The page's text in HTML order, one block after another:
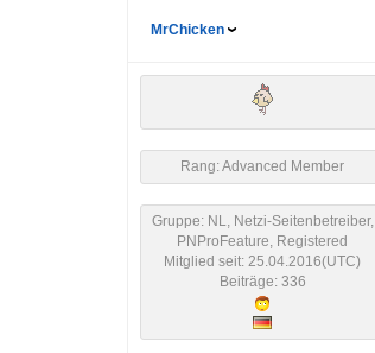
MrChicken
Rang: Advanced Member
Gruppe: NL, Netzi-Seitenbetreiber,
PNProFeature, Registered
Mitglied seit: 25.04.2016(UTC)
Beiträge: 336